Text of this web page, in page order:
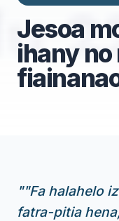
Jesoa
ihany
""Fa halahelo
fatra-pitia